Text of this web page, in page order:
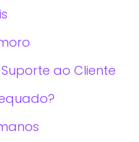
ao Cliente